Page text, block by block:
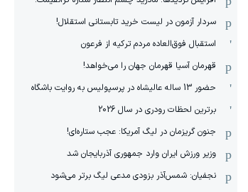
سردار آزمون در لیست خرید تابستانی استقلال!
استقبال فوق‌‌العاده مردم ترکیه از فرعون
قهرمان آسیا قهرمان جهان را می‌خواهد!
حضور 13 ساله عالیشاه در پرسپولیس به روایت باشگاه
برترین لحظات رودری در سال 2026
جنون گریزمان در لیگ آمریکا: عجب ستاره‌ای!
وزیر ورزش ایران وارد جمهوری آذربایجان شد
نجفیان: شمس‌آذر بزودی مدعی لیگ برتر می‌شود